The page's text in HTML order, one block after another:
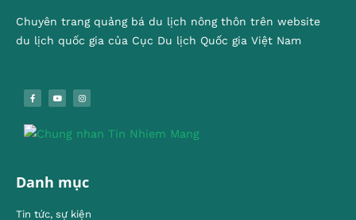
Chuyên trang quảng bá du lịch nông thôn trên website
du lịch quốc gia của Cục Du lịch Quốc gia Việt Nam
Danh mục
Tin tức, sự kiện